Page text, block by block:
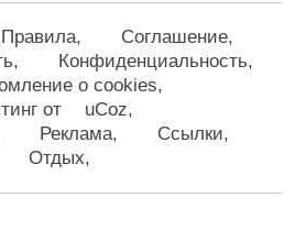
Правила
Соглашение
Конфиденциальность
о cookies
от
uCoz
Реклама
Ссылки
Отдых